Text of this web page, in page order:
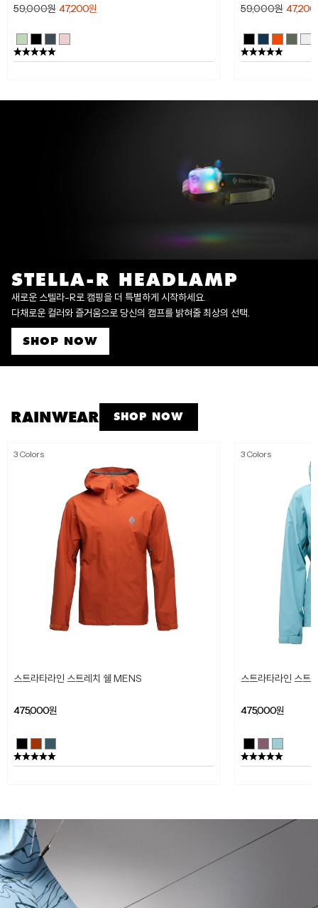
59,000원 47,200원 59,000원 47,200
STELLA-R HEADLAMP
새로운 스텔라-R로 캠핑을 더 특별하게 시작하세요.
다채로운 컬러와 즐거움으로 당신의 캠프를 밝혀줄 최상의 선택.
SHOP NOW
RAINWEAR SHOP NOW
3 Colors
스트라타라인 스트레치 쉘 MENS
475,000원
3 Colors
스트라타라인 스
475,000원